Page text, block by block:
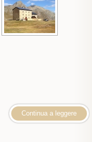
Continua a leggere